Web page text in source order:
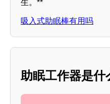
生。**
吸入式助眠棒有用吗
助眠工作器是什